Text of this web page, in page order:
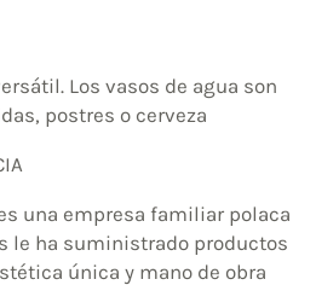
Los vasos de agua son
postres o cerveza
una empresa familiar polaca
le ha suministrado productos
única y mano de obra